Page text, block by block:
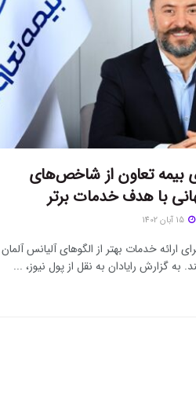
بیمه تعاون از شاخص‌های
با هدف خدمات برتر
ارائه خدمات بهتر از الگو‌های آلیانس آلمان
به گزارش رایادان به نقل از پول نیوز، ...